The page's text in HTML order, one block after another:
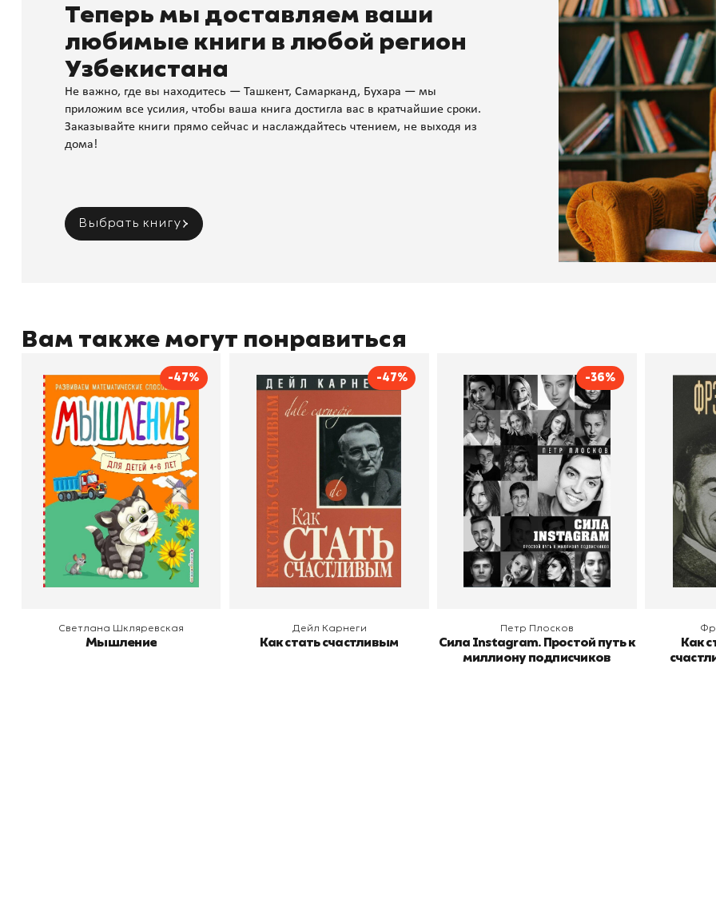
Теперь мы доставляем ваши
любимые книги в любой регион
Узбекистана
Не важно, где вы находитесь — Ташкент, Самарканд, Бухара — мы
приложим все усилия, чтобы ваша книга достигла вас в кратчайшие сроки.
Заказывайте книги прямо сейчас и наслаждайтесь чтением, не выходя из
дома!
Выбрать книгу
Вам также могут понравиться
-47%
Мышление
Автор
Светлана Шкляревская
Издательство
Эксмодетство
В корзину
Светлана Шкляревская
Мышление
-47%
Как стать счастливым
Автор
Дейл Карнеги
Издательство
Попурри, Минск
В корзину
Дейл Карнеги
Как стать счастливым
-36%
Сила Instagram. Простой
путь к миллиону
подписчиков
Автор
Петр Плосков
Издательство
Бомбора
В корзину
Петр Плосков
Сила Instagram. Простой путь к
миллиону подписчиков
Как
В
Как